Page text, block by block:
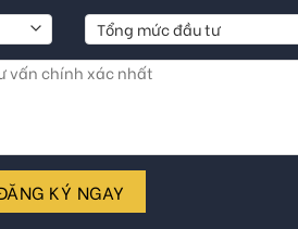
KÝ NGAY